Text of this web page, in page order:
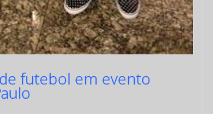
futebol em evento